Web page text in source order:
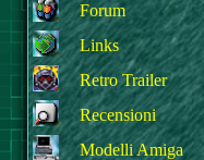
Forum
Links
Retro Trailer
Recensioni
Modelli Amiga